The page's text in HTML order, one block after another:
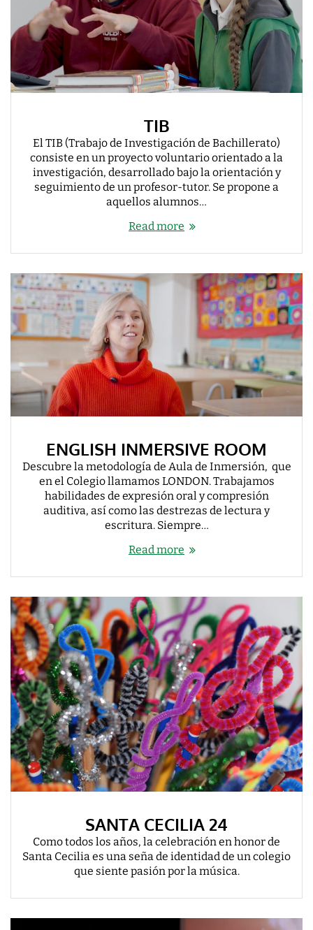
TIB
El TIB (Trabajo de Investigación de Bachillerato)
consiste en un proyecto voluntario orientado a la
investigación, desarrollado bajo la orientación y
seguimiento de un profesor-tutor. Se propone a
aquellos alumnos…
Read more
ENGLISH INMERSIVE ROOM
Descubre la metodología de Aula de Inmersión, que
en el Colegio llamamos LONDON. Trabajamos
habilidades de expresión oral y compresión
auditiva, así como las destrezas de lectura y
escritura. Siempre…
Read more
SANTA CECILIA 24
Como todos los años, la celebración en honor de
Santa Cecilia es una seña de identidad de un colegio
que siente pasión por la música.